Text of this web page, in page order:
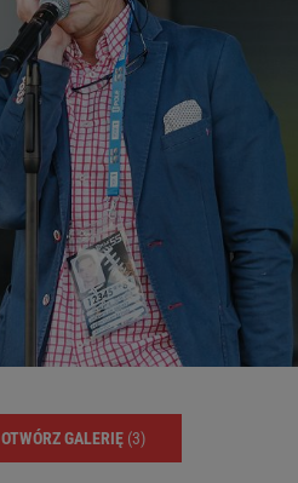
OTWÓRZ GALERIĘ (3)